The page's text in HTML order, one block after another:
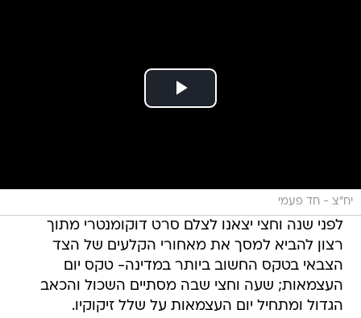
יח"צ - חד פעמי
לפני שנה וחצי יצאנו לצלם סרט דוקומנטרי מתוך
רצון להביא למסך את מאחורי הקלעים של הצד
הצבאי בטקס החשוב ביותר במדינה- טקס יום
העצמאות; שעה וחצי שבה מסתיים השכול והכאב
הגדול ומתחיל יום העצמאות על שלל זיקוקיו.